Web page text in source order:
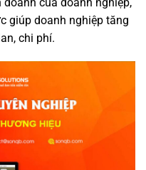
giúp doanh nghiệp tăng
chi phí.